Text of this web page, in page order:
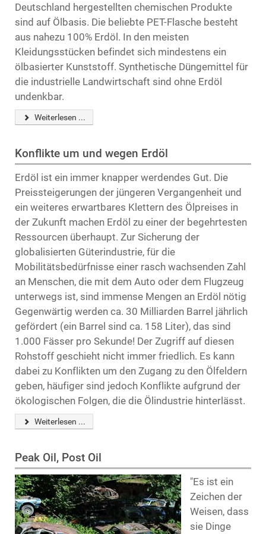
Deutschland hergestellten chemischen Produkte
sind auf Ölbasis. Die beliebte PET-Flasche besteht
aus nahezu 100% Erdöl. In den meisten
Kleidungsstücken befindet sich mindestens ein
ölbasierter Kunststoff. Synthetische Düngemittel für
die industrielle Landwirtschaft sind ohne Erdöl
undenkbar.
Weiterlesen ...
Konflikte um und wegen Erdöl
Erdöl ist ein immer knapper werdendes Gut. Die
Preissteigerungen der jüngeren Vergangenheit und
ein weiteres erwartbares Klettern des Ölpreises in
der Zukunft machen Erdöl zu einer der begehrtesten
Ressourcen überhaupt. Zur Sicherung der
globalisierten Güterindustrie, für die
Mobilitätsbedürfnisse einer rasch wachsenden Zahl
an Menschen, die mit dem Auto oder dem Flugzeug
unterwegs ist, sind immense Mengen an Erdöl nötig
Gegenwärtig werden ca. 30 Milliarden Barrel jährlich
gefördert (ein Barrel sind ca. 158 Liter), das sind
1.000 Fässer pro Sekunde! Der Zugriff auf diesen
Rohstoff geschieht nicht immer friedlich. Es kann
dabei zu Konflikten um den Zugang zu den Ölfeldern
geben, häufiger sind jedoch Konflikte aufgrund der
ökologischen Folgen, die die Ölindustrie hinterlässt.
Weiterlesen ...
Peak Oil, Post Oil
"Es ist ein
Zeichen der
Weisen, dass
sie Dinge